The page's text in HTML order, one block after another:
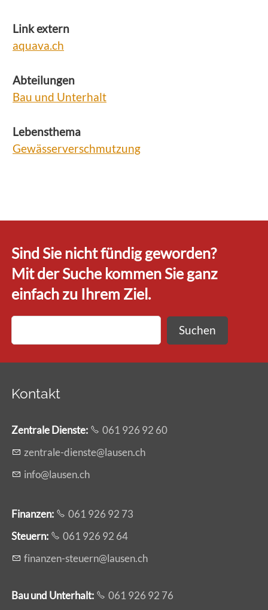
Link extern
aquava.ch
Abteilungen
Bau und Unterhalt
Lebensthema
Gewässerverschmutzung
Sind Sie nicht fündig geworden?
Mit der Suche kommen Sie ganz
einfach zu Ihrem Ziel.
Suchen
Kontakt
Zentrale Dienste:
061 926 92 60
z ntr l -d nst l s nch
nf
l s nch
Finanzen:
061 926 92 73
Steuern:
061 926 92 64
f n nz n-st rn l s nch
Bau und Unterhalt:
061 926 92 76